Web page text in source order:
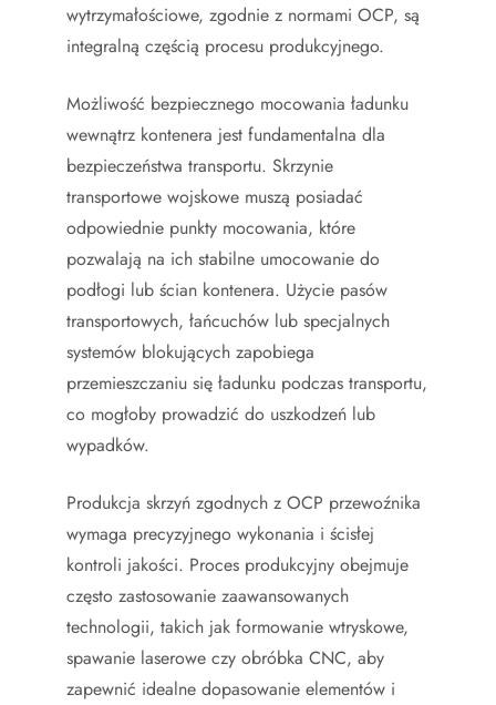
wytrzymałościowe, zgodnie z normami OCP, są
integralną częścią procesu produkcyjnego.
Możliwość bezpiecznego mocowania ładunku
wewnątrz kontenera jest fundamentalna dla
bezpieczeństwa transportu. Skrzynie
transportowe wojskowe muszą posiadać
odpowiednie punkty mocowania, które
pozwalają na ich stabilne umocowanie do
podłogi lub ścian kontenera. Użycie pasów
transportowych, łańcuchów lub specjalnych
systemów blokujących zapobiega
przemieszczaniu się ładunku podczas transportu,
co mogłoby prowadzić do uszkodzeń lub
wypadków.
Produkcja skrzyń zgodnych z OCP przewoźnika
wymaga precyzyjnego wykonania i ścisłej
kontroli jakości. Proces produkcyjny obejmuje
często zastosowanie zaawansowanych
technologii, takich jak formowanie wtryskowe,
spawanie laserowe czy obróbka CNC, aby
zapewnić idealne dopasowanie elementów i